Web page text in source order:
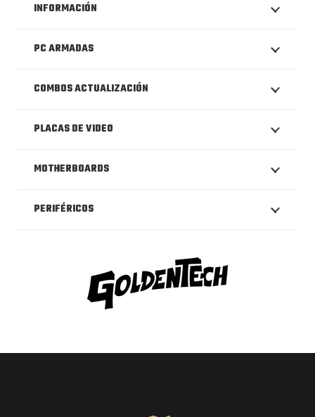
INFORMACIÓN
PC ARMADAS
COMBOS ACTUALIZACIÓN
PLACAS DE VIDEO
MOTHERBOARDS
PERIFÉRICOS